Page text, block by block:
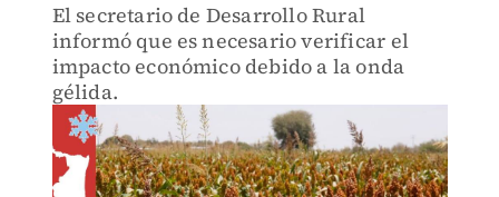
El secretario de Desarrollo Rural
informó que es necesario verificar el
impacto económico debido a la onda
gélida.